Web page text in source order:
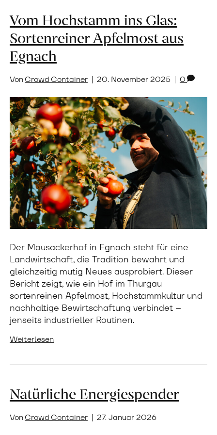
Vom Hochstamm ins Glas:
Sortenreiner Apfelmost aus
Egnach
VonCrowd Container | 20. November 2025 | 0
Der Mausackerhof in Egnach steht für eine
Landwirtschaft, die Tradition bewahrt und
gleichzeitig mutig Neues ausprobiert. Dieser
Bericht zeigt, wie ein Hof im Thurgau
sortenreinen Apfelmost, Hochstammkultur und
nachhaltige Bewirtschaftung verbindet –
jenseits industrieller Routinen.
Weiterlesen
Natürliche Energiespender
VonCrowd Container | 27. Januar 2026